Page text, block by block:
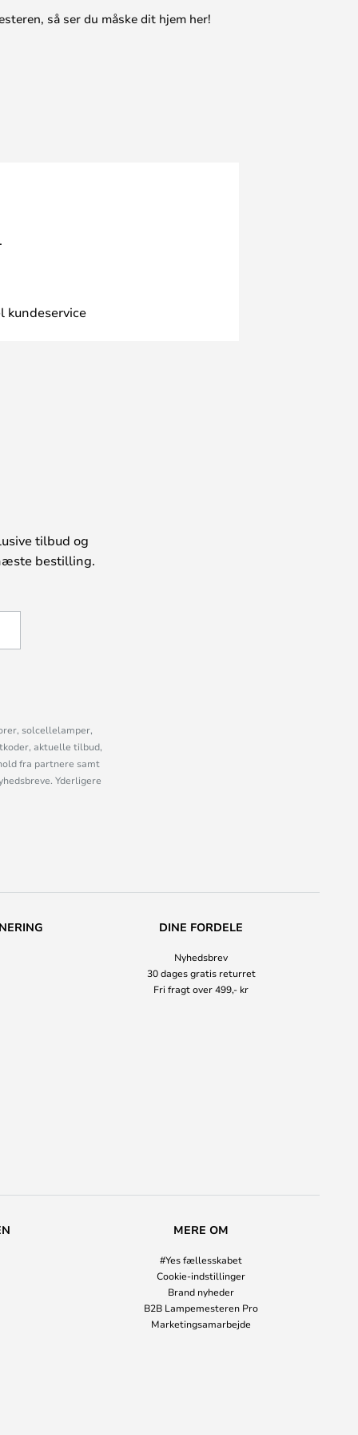
så ser du måske dit hjem her!
kundeservice
tilbud og
bestilling.
solcellelamper,
aktuelle tilbud,
fra partnere samt
Yderligere
DINE FORDELE
Nyhedsbrev
30 dages gratis returret
Fri fragt over 499,- kr
MERE OM
#Yes fællesskabet
Cookie-indstillinger
Brand nyheder
B2B Lampemesteren Pro
Marketingsamarbejde